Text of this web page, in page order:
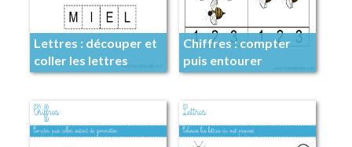
Lettres : découper et
coller les lettres
Chiffres : compter
puis entourer